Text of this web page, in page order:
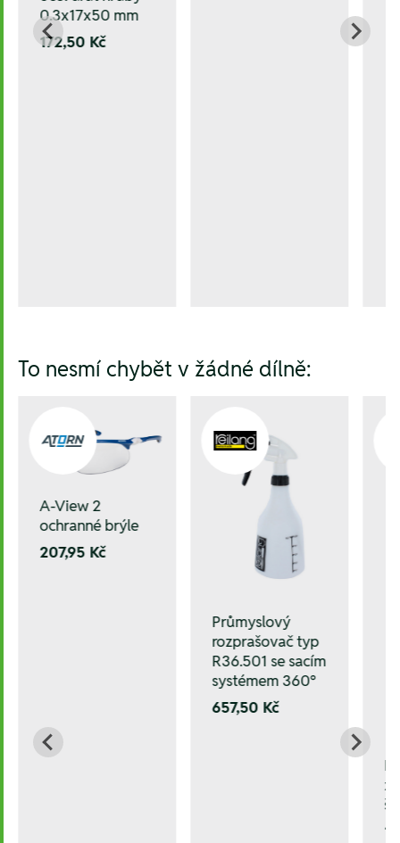
0.3x17x50 mm
172,50 Kč
To nesmí chybět v žádné dílně:
A-View 2
ochranné brýle
207,95 Kč
Průmyslový
rozprašovač typ
R36.501 se sacím
systémem 360°
657,50 Kč